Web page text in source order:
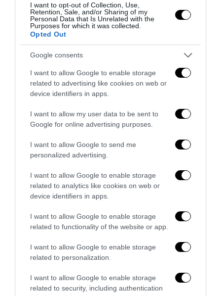
I want to opt-out of Collection, Use,
Retention, Sale, and/or Sharing of my
Personal Data that Is Unrelated with the
Purposes for which it was collected.
Opted Out
Google consents
I want to allow Google to enable storage
related to advertising like cookies on web or
device identifiers in apps.
I want to allow my user data to be sent to
Google for online advertising purposes.
I want to allow Google to send me
personalized advertising.
I want to allow Google to enable storage
related to analytics like cookies on web or
device identifiers in apps.
I want to allow Google to enable storage
related to functionality of the website or app.
I want to allow Google to enable storage
related to personalization.
I want to allow Google to enable storage
related to security, including authentication
Sport, sacralità e bellezza: dai bronzi di Riace alla
SERGIO PACILLO
Quante bugie si dicono sui Monti!
Avrebbe venduta la sovranità.
Se così fosse, allora perché il nostro debito pubblico
continua a chiamarsi sovrano ?
Il debito pubblico è l’unico sovrano che ci è rimasto.
Caricamento...